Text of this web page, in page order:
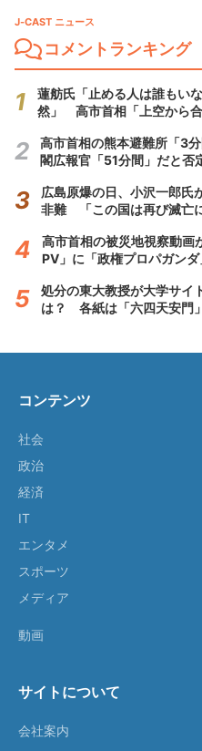
J-CAST ニュース
コメントランキング
蓮舫氏「止める人は誰もい
然」 高市首相「上空から
高市首相の熊本避難所「3
閣広報官「51分間」だと否
広島原爆の日、小沢一郎氏
非難 「この国は再び滅亡
高市首相の被災地視察動
PV」に「政権プロパガン
処分の東大教授が大学サイ
は？ 各紙は「六四天安門
コンテンツ
社会
政治
経済
IT
エンタメ
スポーツ
メディア
動画
サイトについて
会社案内